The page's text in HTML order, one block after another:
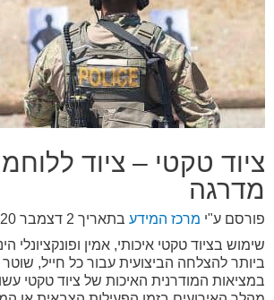
ציוד טקטי – ציוד
מדרגה
פורסם ע"י מרכז המידע בתאריך 2 דצמבר 2020 בשעה 15:37
שימוש בציוד טקטי איכותי, אמין ופונקציונלי
ביותר להצלחה הביצועית עבור כל חייל,
במציאות המודרנית האיכות של ציוד טקטי